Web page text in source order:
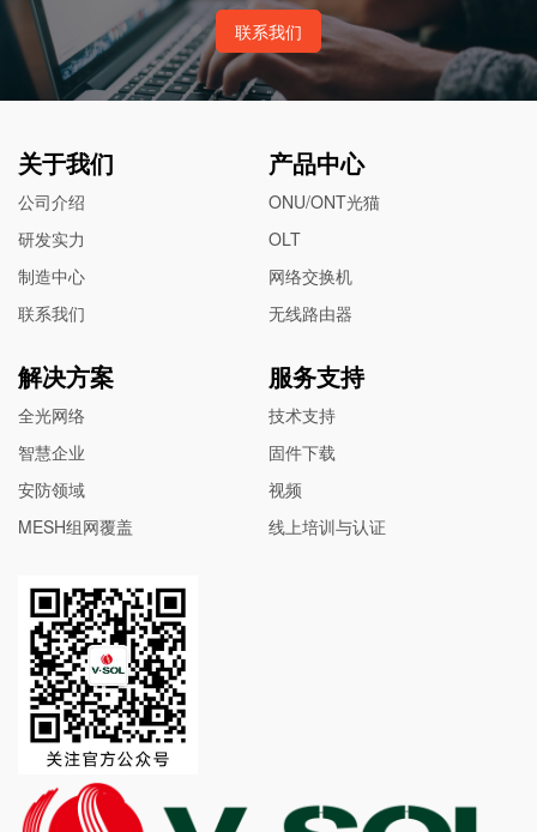
联系我们
关于我们
公司介绍
研发实力
制造中心
联系我们
产品中心
ONU/ONT光猫
OLT
网络交换机
无线路由器
解决方案
全光网络
智慧企业
安防领域
MESH组网覆盖
服务支持
技术支持
固件下载
视频
线上培训与认证